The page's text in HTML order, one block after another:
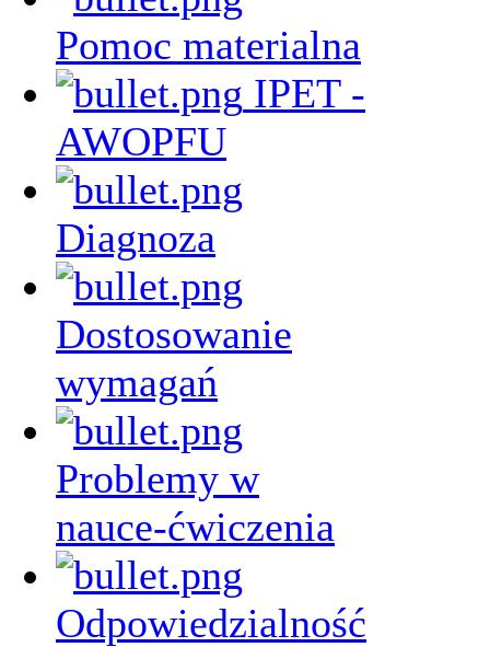
Pomoc materialna
IPET -
AWOPFU
Diagnoza
Dostosowanie
wymagań
Problemy w
nauce-ćwiczenia
Odpowiedzialność